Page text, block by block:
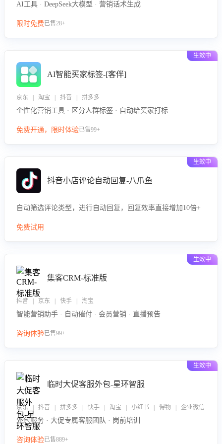
AI工具 · DeepSeek大模型 · 营销话术生成
限时免费已售28+
生效中
AI智能买家标签-[客伴]
京东 | 淘宝 | 抖音 | 拼多多
个性化营销工具 · 区分人群标签 · 自动给买家打标
免费开通，限时体验已售99+
生效中
抖音小店评论自动回复-八爪鱼
自动筛选评论类型，进行自动回复，回复效率直接增加10倍+
免费试用
生效中
集客CRM-标准版
抖音 | 京东 | 快手 | 淘宝
智能营销助手 · 自动催付 · 会员营销 · 直播预告
咨询体验已售99+
生效中
临时大促客服外包-星环智服
京东 | 抖音 | 拼多多 | 快手 | 淘宝 | 小红书 | 得物 | 企业微信
外包服务 · 大促专属客服团队 · 岗前培训
咨询体验已售889+